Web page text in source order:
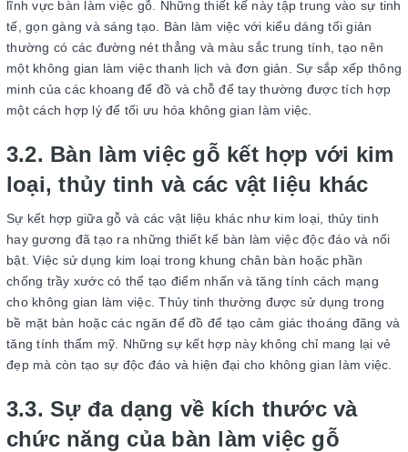
lĩnh vực bàn làm việc gỗ. Những thiết kế này tập trung vào sự tinh
tế, gọn gàng và sáng tạo. Bàn làm việc với kiểu dáng tối giản
thường có các đường nét thẳng và màu sắc trung tính, tạo nên
một không gian làm việc thanh lịch và đơn giản. Sự sắp xếp thông
minh của các khoang để đồ và chỗ để tay thường được tích hợp
một cách hợp lý để tối ưu hóa không gian làm việc.
3.2. Bàn làm việc gỗ kết hợp với kim
loại, thủy tinh và các vật liệu khác
Sự kết hợp giữa gỗ và các vật liệu khác như kim loại, thủy tinh
hay gương đã tạo ra những thiết kế bàn làm việc độc đáo và nổi
bật. Việc sử dụng kim loại trong khung chân bàn hoặc phần
chống trầy xước có thể tạo điểm nhấn và tăng tính cách mạng
cho không gian làm việc. Thủy tinh thường được sử dụng trong
bề mặt bàn hoặc các ngăn để đồ để tạo cảm giác thoáng đãng và
tăng tính thẩm mỹ. Những sự kết hợp này không chỉ mang lại vẻ
đẹp mà còn tạo sự độc đáo và hiện đại cho không gian làm việc.
3.3. Sự đa dạng về kích thước và
chức năng của bàn làm việc gỗ